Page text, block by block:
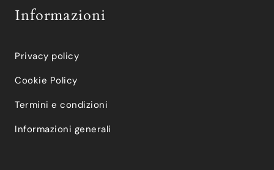
Informazioni
Privacy policy
Cookie Policy
Termini e condizioni
Informazioni generali